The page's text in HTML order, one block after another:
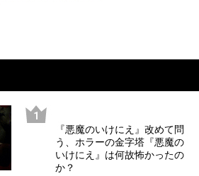
『悪魔のいけにえ』改めて問
う、ホラーの金字塔『悪魔の
いけにえ』は何故怖かったの
か？